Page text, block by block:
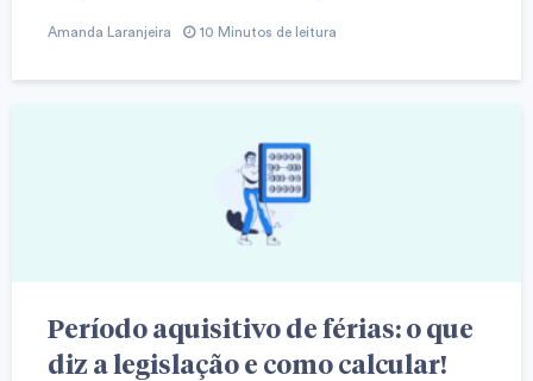
Amanda Laranjeira 10 Minutos de leitura
Período aquisitivo de férias: o que
diz a legislação e como calcular!